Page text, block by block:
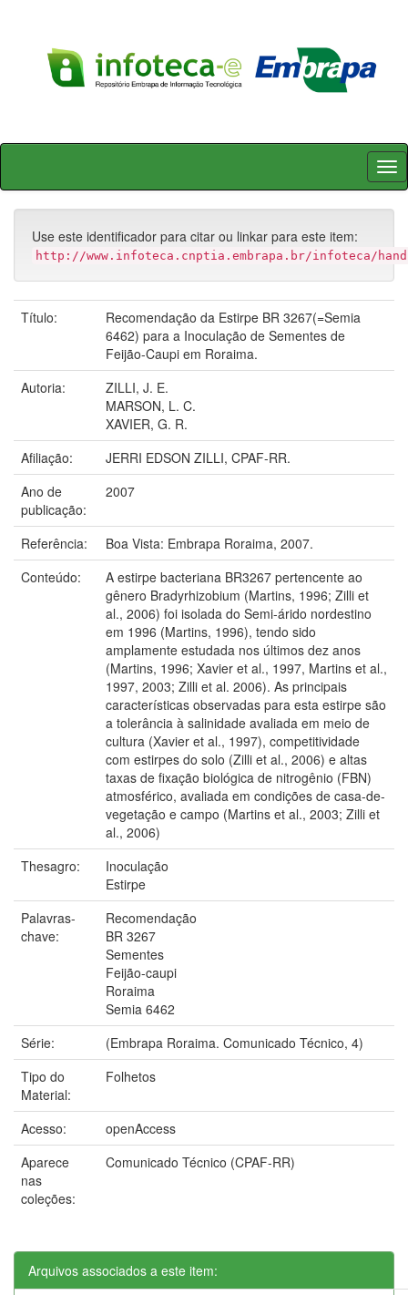
Skip
Use este identificador para citar ou linkar para este item:
http://www.infoteca.cnptia.embrapa.br/infoteca/
Título:
Recomendação da Estirpe BR 3267(=Semia
6462) para a Inoculação de Sementes de
Feijão-Caupi em Roraima.
Autoria:
ZILLI, J. E.
MARSON, L. C.
XAVIER, G. R.
Afiliação:
JERRI EDSON ZILLI, CPAF-RR.
Ano de
publicação:
2007
Referência:
Boa Vista: Embrapa Roraima, 2007.
Conteúdo:
A estirpe bacteriana BR3267 pertencente ao
gênero Bradyrhizobium (Martins, 1996; Zilli et
al., 2006) foi isolada do Semi-árido nordestino
em 1996 (Martins, 1996), tendo sido
amplamente estudada nos últimos dez anos
(Martins, 1996; Xavier et al., 1997, Martins et al.,
1997, 2003; Zilli et al. 2006). As principais
características observadas para esta estirpe são
a tolerância à salinidade avaliada em meio de
cultura (Xavier et al., 1997), competitividade
com estirpes do solo (Zilli et al., 2006) e altas
taxas de fixação biológica de nitrogênio (FBN)
atmosférico, avaliada em condições de casa-de-
vegetação e campo (Martins et al., 2003; Zilli et
al., 2006)
Thesagro:
Inoculação
Estirpe
Palavras-
chave:
Recomendação
BR 3267
Sementes
Feijão-caupi
Roraima
Semia 6462
Série:
(Embrapa Roraima. Comunicado Técnico, 4)
Tipo do
Material:
Folhetos
Acesso:
openAccess
Aparece
nas
coleções:
Comunicado Técnico (CPAF-RR)
Arquivos associados a este item: